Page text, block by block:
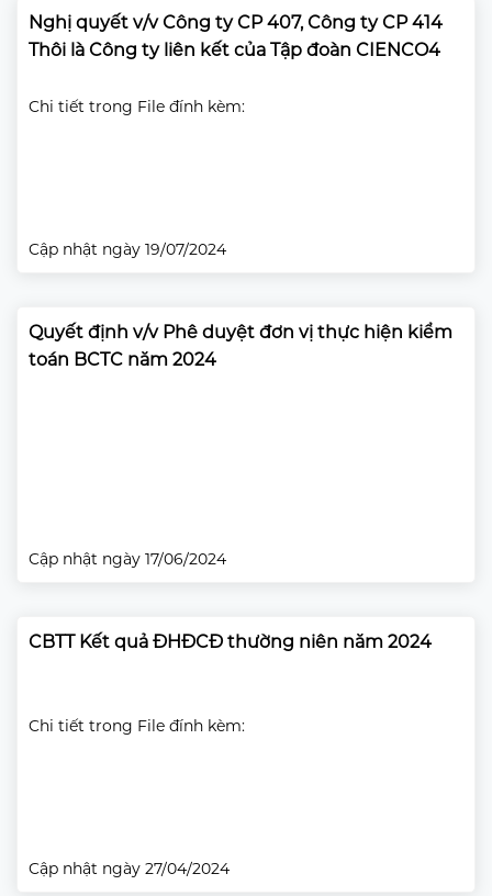
Nghị quyết v/v Công ty CP 407, Công ty CP 414
Thôi là Công ty liên kết của Tập đoàn CIENCO4
Chi tiết trong File đính kèm:
Cập nhật ngày 19/07/2024
Quyết định v/v Phê duyệt đơn vị thực hiện kiểm
toán BCTC năm 2024
Cập nhật ngày 17/06/2024
CBTT Kết quả ĐHĐCĐ thường niên năm 2024
Chi tiết trong File đính kèm:
Cập nhật ngày 27/04/2024